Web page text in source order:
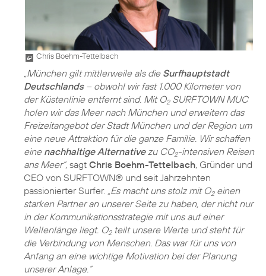
Chris Boehm-Tettelbach
„München gilt mittlerweile als die Surfhauptstadt
Deutschlands– obwohl wir fast 1.000 Kilometer von
der Küstenlinie entfernt sind. Mit O2SURFTOWN MUC
holen wir das Meer nach München und erweitern das
Freizeitangebot der Stadt München und der Region um
eine neue Attraktion für die ganze Familie. Wir schaffen
eine nachhaltige Alternativezu CO2-intensiven Reisen
ans Meer“, sagt Chris Boehm-Tettelbach, Gründer und
CEO von SURFTOWN® und seit Jahrzehnten
passionierter Surfer. „Es macht uns stolz mit O2einen
starken Partner an unserer Seite zu haben, der nicht nur
in der Kommunikationsstrategie mit uns auf einer
Wellenlänge liegt. O2teilt unsere Werte und steht für
die Verbindung von Menschen. Das war für uns von
Anfang an eine wichtige Motivation bei der Planung
unserer Anlage.“